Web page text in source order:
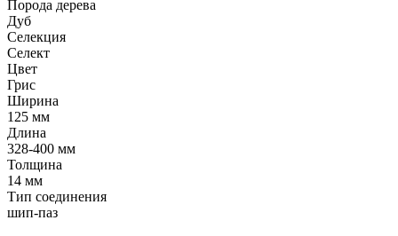
Порода дерева
Дуб
Селекция
Селект
Цвет
Грис
Ширина
125 мм
Длина
328-400 мм
Толщина
14 мм
Тип соединения
шип-паз